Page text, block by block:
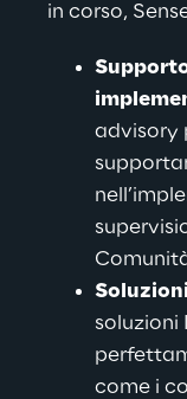
in corso,
advisory
soluzioni
come i